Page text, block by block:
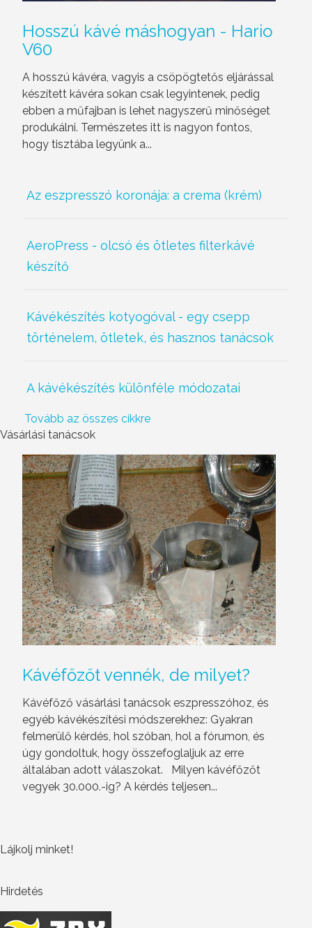
Hosszú kávé máshogyan - Hario
V60
A hosszú kávéra, vagyis a csöpögtetős eljárással
készített kávéra sokan csak legyintenek, pedig
ebben a műfajban is lehet nagyszerű minőséget
produkálni. Természetes itt is nagyon fontos,
hogy tisztába legyünk a...
Az eszpresszó koronája: a crema (krém)
AeroPress - olcsó és ötletes filterkávé
készítő
Kávékészítés kotyogóval - egy csepp
történelem, ötletek, és hasznos tanácsok
A kávékészítés különféle módozatai
Tovább az összes cikkre
Vásárlási tanácsok
Kávéfőzőtvennék, de milyet?
Kávéfőző vásárlási tanácsok eszpresszóhoz, és
egyéb kávékészítési módszerekhez: Gyakran
felmerülő kérdés, hol szóban, hol a fórumon, és
úgy gondoltuk, hogy összefoglaljuk az erre
általában adott válaszokat. Milyen kávéfőzőt
vegyek 30.000.-ig? A kérdés teljesen...
Lájkolj minket!
Hirdetés